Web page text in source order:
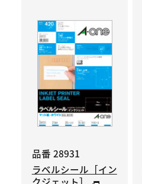
品番 28931
ラベルシール［イン